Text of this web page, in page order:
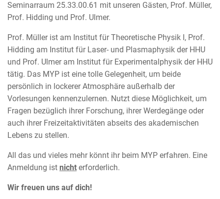
Seminarraum 25.33.00.61 mit unseren Gästen, Prof. Müller,
Prof. Hidding und Prof. Ulmer.
Prof. Müller ist am Institut für Theoretische Physik I, Prof.
Hidding am Institut für Laser- und Plasmaphysik der HHU
und Prof. Ulmer am Institut für Experimentalphysik der HHU
tätig. Das MYP ist eine tolle Gelegenheit, um beide
persönlich in lockerer Atmosphäre außerhalb der
Vorlesungen kennenzulernen. Nutzt diese Möglichkeit, um
Fragen bezüglich ihrer Forschung, ihrer Werdegänge oder
auch ihrer Freizeitaktivitäten abseits des akademischen
Lebens zu stellen.
All das und vieles mehr könnt ihr beim MYP erfahren. Eine
Anmeldung ist nicht erforderlich.
Wir freuen uns auf dich!